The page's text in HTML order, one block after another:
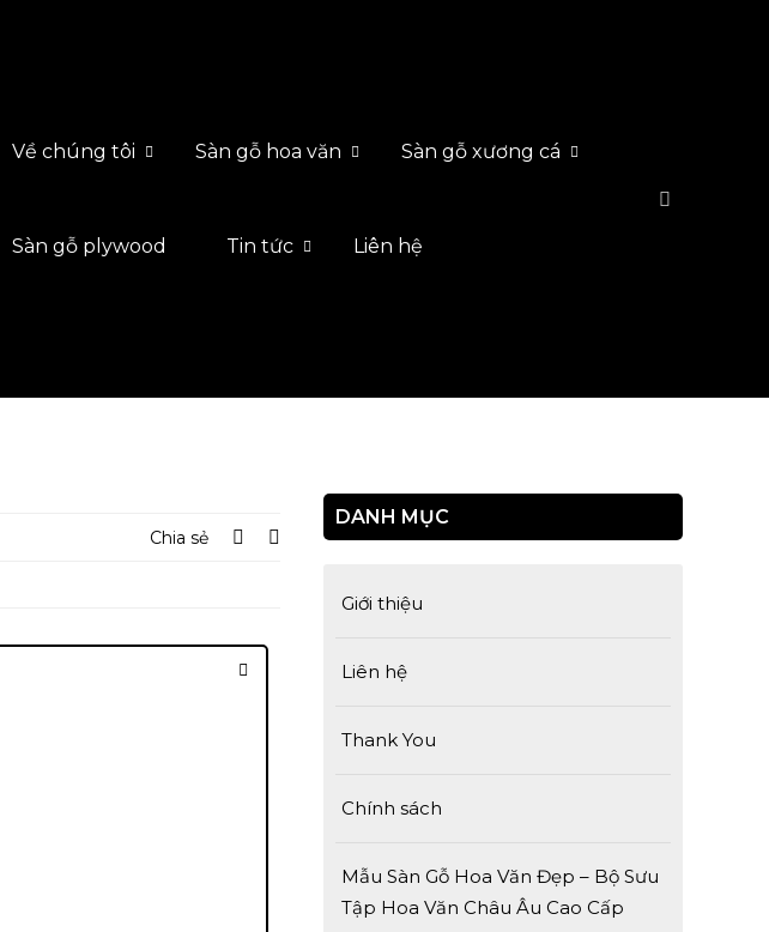
Về chúng tôi Sàn gỗ hoa văn Sàn gỗ xương cá
Sàn gỗ plywood Tin tức Liên hệ
Chia sẻ
DANH MỤC
Giới thiệu
Liên hệ
Thank You
Chính sách
Mẫu Sàn Gỗ Hoa Văn Đẹp – Bộ Sưu
Tập Hoa Văn Châu Âu Cao Cấp